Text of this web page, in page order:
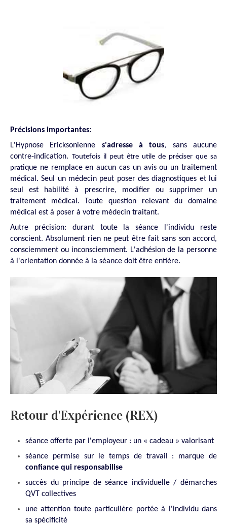
Précisions importantes:
L'Hypnose Ericksonienne s'adresse à tous, sans aucune
contre-indication. Toutefois il peut être utile de préciser que sa
pratique ne remplace en aucun cas un avis ou un traitement
médical. Seul un médecin peut poser des diagnostiques et lui
seul est habilité à prescrire, modifier ou supprimer un
traitement médical. Toute question relevant du domaine
médical est à poser à votre médecin traitant.
Autre précision: durant toute la séance l'individu reste
conscient. Absolument rien ne peut être fait sans son accord,
consciemment ou inconsciemment. L'adhésion de la personne
à l'orientation donnée à la séance doit être entière.
Retour d'Expérience (REX)
séance offerte par l'employeur : un « cadeau » valorisant
séance permise sur le temps de travail : marque de
confiance qui responsabilise
succès du principe de séance individuelle / démarches
QVT collectives
une attention toute particulière portée à l'individu dans
sa spécificité